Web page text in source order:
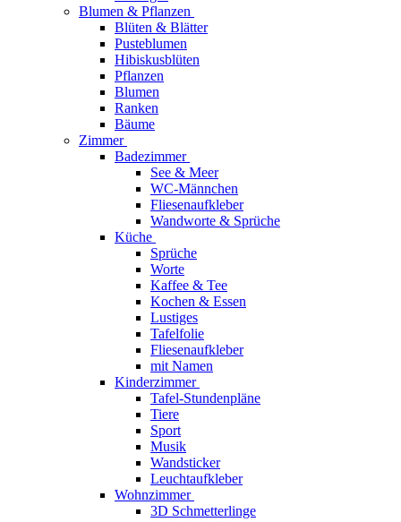
Blumen & Pflanzen
Blüten & Blätter
Pusteblumen
Hibiskusblüten
Pflanzen
Blumen
Ranken
Bäume
Zimmer
Badezimmer
See & Meer
WC-Männchen
Fliesenaufkleber
Wandworte & Sprüche
Küche
Sprüche
Worte
Kaffee & Tee
Kochen & Essen
Lustiges
Tafelfolie
Fliesenaufkleber
mit Namen
Kinderzimmer
Tafel-Stundenpläne
Tiere
Sport
Musik
Wandsticker
Leuchtaufkleber
Wohnzimmer
3D Schmetterlinge